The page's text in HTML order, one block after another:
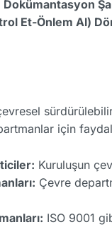
Et-Önlem Al)
için
Kuruluşun
Çevre
ISO 9001